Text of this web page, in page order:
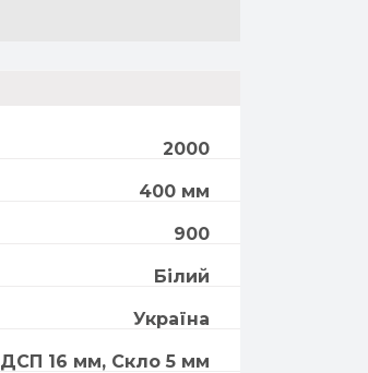
2000
400 мм
900
Білий
Україна
ДСП 16 мм, Скло 5 мм